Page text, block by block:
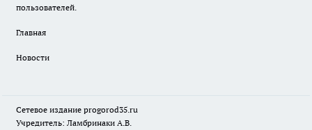
пользователей.
Главная
Новости
Сетевое издание progorod35.ru
Учредитель: Ламбринаки А.В.